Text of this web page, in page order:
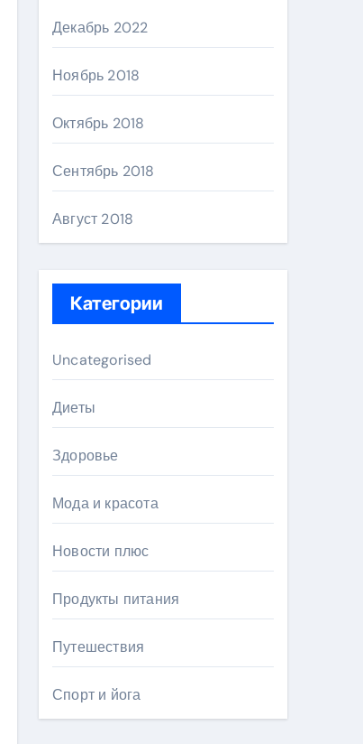
Декабрь 2022
Ноябрь 2018
Октябрь 2018
Сентябрь 2018
Август 2018
Категории
Uncategorised
Диеты
Здоровье
Мода и красота
Новости плюс
Продукты питания
Путешествия
Спорт и йога